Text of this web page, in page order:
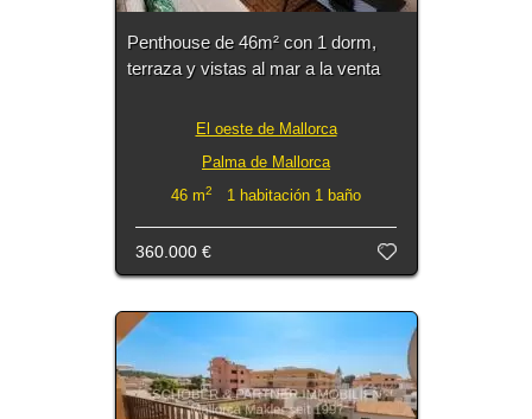
Penthouse de 46m² con 1 dorm,
terraza y vistas al mar a la venta
El oeste de Mallorca
Palma de Mallorca
46 m2 1 habitación 1 baño
360.000 €